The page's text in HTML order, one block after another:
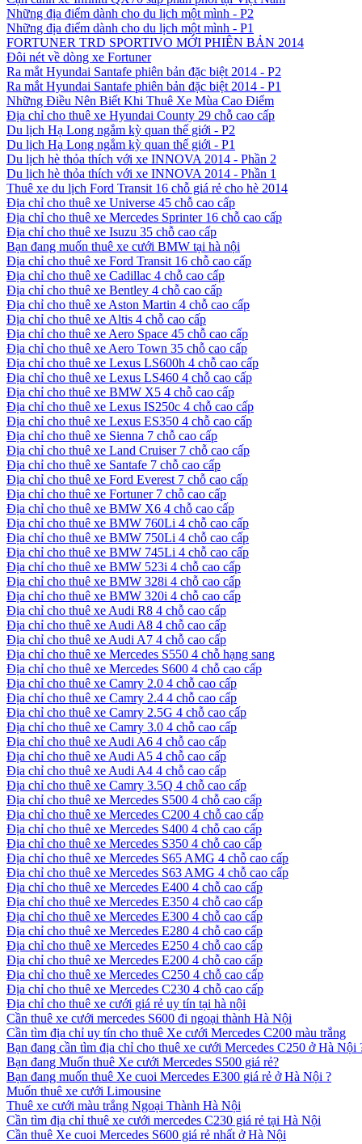
Những địa điểm dành cho du lịch một mình - P2
Những địa điểm dành cho du lịch một mình - P1
FORTUNER TRD SPORTIVO MỚI PHIÊN BẢN 2014
Đôi nét về dòng xe Fortuner
Ra mắt Hyundai Santafe phiên bản đặc biệt 2014 - P2
Ra mắt Hyundai Santafe phiên bản đặc biệt 2014 - P1
Những Điều Nên Biết Khi Thuê Xe Mùa Cao Điểm
Địa chỉ cho thuê xe Hyundai County 29 chỗ cao cấp
Du lịch Hạ Long ngắm kỳ quan thế giới - P2
Du lịch Hạ Long ngắm kỳ quan thế giới - P1
Du lịch hè thỏa thích với xe INNOVA 2014 - Phần 2
Du lịch hè thỏa thích với xe INNOVA 2014 - Phần 1
Thuê xe du lịch Ford Transit 16 chỗ giá rẻ cho hè 2014
Địa chỉ cho thuê xe Universe 45 chỗ cao cấp
Địa chỉ cho thuê xe Mercedes Sprinter 16 chỗ cao cấp
Địa chỉ cho thuê xe Isuzu 35 chỗ cao cấp
Bạn đang muốn thuê xe cưới BMW tại hà nội
Địa chỉ cho thuê xe Ford Transit 16 chỗ cao cấp
Địa chỉ cho thuê xe Cadillac 4 chỗ cao cấp
Địa chỉ cho thuê xe Bentley 4 chỗ cao cấp
Địa chỉ cho thuê xe Aston Martin 4 chỗ cao cấp
Địa chỉ cho thuê xe Altis 4 chỗ cao cấp
Địa chỉ cho thuê xe Aero Space 45 chỗ cao cấp
Địa chỉ cho thuê xe Aero Town 35 chỗ cao cấp
Địa chỉ cho thuê xe Lexus LS600h 4 chỗ cao cấp
Địa chỉ cho thuê xe Lexus LS460 4 chỗ cao cấp
Địa chỉ cho thuê xe BMW X5 4 chỗ cao cấp
Địa chỉ cho thuê xe Lexus IS250c 4 chỗ cao cấp
Địa chỉ cho thuê xe Lexus ES350 4 chỗ cao cấp
Địa chỉ cho thuê xe Sienna 7 chỗ cao cấp
Địa chỉ cho thuê xe Land Cruiser 7 chỗ cao cấp
Địa chỉ cho thuê xe Santafe 7 chỗ cao cấp
Địa chỉ cho thuê xe Ford Everest 7 chỗ cao cấp
Địa chỉ cho thuê xe Fortuner 7 chỗ cao cấp
Địa chỉ cho thuê xe BMW X6 4 chỗ cao cấp
Địa chỉ cho thuê xe BMW 760Li 4 chỗ cao cấp
Địa chỉ cho thuê xe BMW 750Li 4 chỗ cao cấp
Địa chỉ cho thuê xe BMW 745Li 4 chỗ cao cấp
Địa chỉ cho thuê xe BMW 523i 4 chỗ cao cấp
Địa chỉ cho thuê xe BMW 328i 4 chỗ cao cấp
Địa chỉ cho thuê xe BMW 320i 4 chỗ cao cấp
Địa chỉ cho thuê xe Audi R8 4 chỗ cao cấp
Địa chỉ cho thuê xe Audi A8 4 chỗ cao cấp
Địa chỉ cho thuê xe Audi A7 4 chỗ cao cấp
Địa chỉ cho thuê xe Mercedes S550 4 chỗ hạng sang
Địa chỉ cho thuê xe Mercedes S600 4 chỗ cao cấp
Địa chỉ cho thuê xe Camry 2.0 4 chỗ cao cấp
Địa chỉ cho thuê xe Camry 2.4 4 chỗ cao cấp
Địa chỉ cho thuê xe Camry 2.5G 4 chỗ cao cấp
Địa chỉ cho thuê xe Camry 3.0 4 chỗ cao cấp
Địa chỉ cho thuê xe Audi A6 4 chỗ cao cấp
Địa chỉ cho thuê xe Audi A5 4 chỗ cao cấp
Địa chỉ cho thuê xe Audi A4 4 chỗ cao cấp
Địa chỉ cho thuê xe Camry 3.5Q 4 chỗ cao cấp
Địa chỉ cho thuê xe Mercedes S500 4 chỗ cao cấp
Địa chỉ cho thuê xe Mercedes C200 4 chỗ cao cấp
Địa chỉ cho thuê xe Mercedes S400 4 chỗ cao cấp
Địa chỉ cho thuê xe Mercedes S350 4 chỗ cao cấp
Địa chỉ cho thuê xe Mercedes S65 AMG 4 chỗ cao cấp
Địa chỉ cho thuê xe Mercedes S63 AMG 4 chỗ cao cấp
Địa chỉ cho thuê xe Mercedes E400 4 chỗ cao cấp
Địa chỉ cho thuê xe Mercedes E350 4 chỗ cao cấp
Địa chỉ cho thuê xe Mercedes E300 4 chỗ cao cấp
Địa chỉ cho thuê xe Mercedes E280 4 chỗ cao cấp
Địa chỉ cho thuê xe Mercedes E250 4 chỗ cao cấp
Địa chỉ cho thuê xe Mercedes E200 4 chỗ cao cấp
Địa chỉ cho thuê xe Mercedes C250 4 chỗ cao cấp
Địa chỉ cho thuê xe Mercedes C230 4 chỗ cao cấp
Địa chỉ cho thuê xe cưới giá rẻ uy tín tại hà nội
Cần thuê xe cưới mercedes S600 đi ngoại thành Hà Nội
Cần tìm địa chỉ uy tín cho thuê Xe cưới Mercedes C200 màu trắng
Bạn đang cần tìm địa chỉ cho thuê xe cưới Mercedes C250 ở Hà Nội
Bạn đang Muốn thuê Xe cưới Mercedes S500 giá rẻ?
Bạn đang muốn thuê Xe cuoi Mercedes E300 giá rẻ ở Hà Nội ?
Muốn thuê xe cưới Limousine
Thuê xe cưới màu trắng Ngoại Thành Hà Nội
Cần tìm địa chỉ thuê xe cưới mercedes C230 giá rẻ tại Hà Nội
Cần thuê Xe cuoi Mercedes S600 giá rẻ nhất ở Hà Nội